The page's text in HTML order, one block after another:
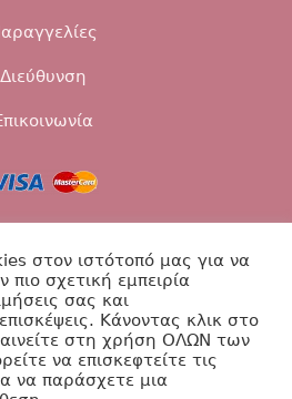
Διεύθυνση
Τρόποι πληρωμής
Πολιτική Απορρήτου
στον ιστότοπό μας για να
σχετική εμπειρία
σας και
Κάνοντας κλικ στο
στη χρήση ΟΛΩΝ των
να επισκεφτείτε τις
να παράσχετε μια